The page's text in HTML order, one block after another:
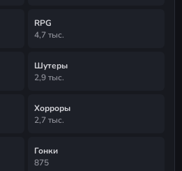
RPG
4,7 тыс.
Шутеры
2,9 тыс.
Хорроры
2,7 тыс.
Гонки
875